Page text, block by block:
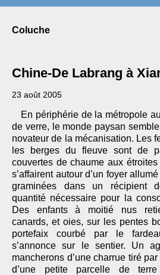
coluche
Chine-De Labrang à
23 août 2005
En périphérie de la métropole
de verre, le monde paysan
novateur de la mécanisation. Les
les berges du fleuve sont de
couvertes de chaume aux
s’affairent autour d’un foyer
graminées dans un récipient
quantité nécessaire pour la
Des enfants à moitié nus
canards, et oies, sur les pentes
portefaix courbé par le
s’annonce sur le sentier. Un
mancherons d’une charrue tiré
d’une petite parcelle de terre